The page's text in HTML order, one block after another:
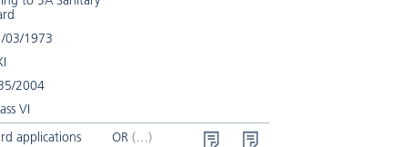
03/1973
2004
VI
applications
OR